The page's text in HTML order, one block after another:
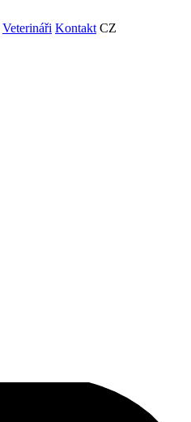
Veterináři Kontakt CZ